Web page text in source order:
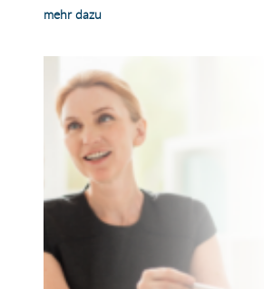
mehr dazu